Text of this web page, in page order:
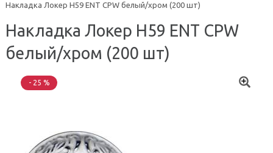
Накладка Локер H59 ENT СPW белый/хром (200 шт)
Накладка Локер H59 ENT СPW
белый/хром (200 шт)
- 25 %